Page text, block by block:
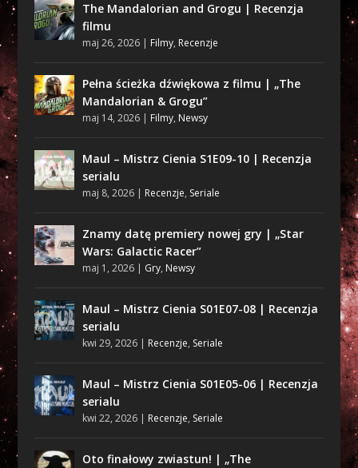
The Mandalorian and Grogu | Recenzja
filmu
maj 26, 2026| Filmy, Recenzje
Pełna ścieżka dźwiękowa z filmu | „The
Mandalorian & Grogu”
maj 14, 2026| Filmy, Newsy
Maul – Mistrz Cienia S1E09-10 | Recenzja
serialu
maj 8, 2026| Recenzje, Seriale
Znamy datę premiery nowej gry | „Star
Wars: Galactic Racer”
maj 1, 2026| Gry, Newsy
Maul – Mistrz Cienia S01E07-08 | Recenzja
serialu
kwi 29, 2026| Recenzje, Seriale
Maul – Mistrz Cienia S01E05-06 | Recenzja
serialu
kwi 22, 2026| Recenzje, Seriale
Oto finałowy zwiastun! | „The